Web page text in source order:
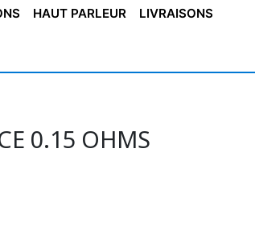
HAUT PARLEUR LIVRAISONS
0.15 OHMS